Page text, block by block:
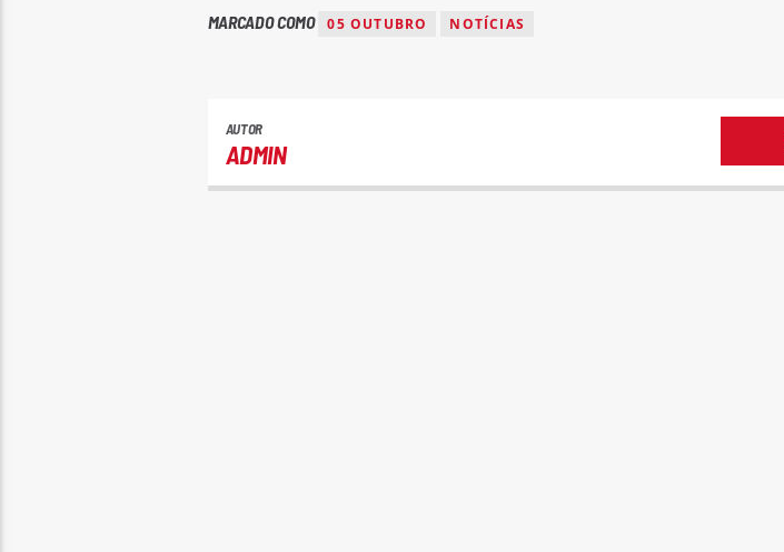
MARCADO COMO 05 OUTUBRO NOTÍCIAS
AUTOR
ADMIN